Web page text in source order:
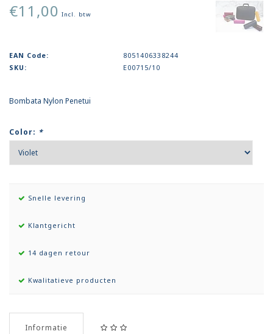
€11,00 Incl. btw
EAN Code:
8051406338244
SKU:
E00715/10
Bombata Nylon Penetui
Color: *
Snelle levering
Klantgericht
14 dagen retour
Kwalitatieve producten
Informatie